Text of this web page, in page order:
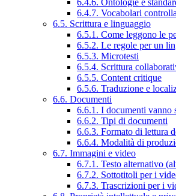
6.4.6. Ontologie e
6.4.7. Vocabolari
6.5. Scrittura e linguaggio
6.5.1. Come leggono le
6.5.2. Le regole per un
6.5.3. Microtesti
6.5.4. Scrittura
6.5.5. Content critique
6.5.6. Traduzione e
6.6. Documenti
6.6.1. I documenti vanno
6.6.2. Tipi di documenti
6.6.3. Formato di lettura
6.6.4. Modalità di
6.7. Immagini e video
6.7.1. Testo alternativo
6.7.2. Sottotitoli per i
6.7.3. Trascrizioni per i